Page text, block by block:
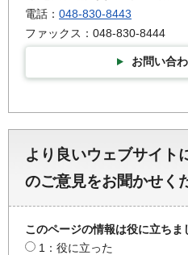
電話： 048-830-8443
ファックス：048-830-8444
お問い合
より良いウェブサイト
のご意見をお聞かせく
このページの情報は役に立ちま
1：役に立った